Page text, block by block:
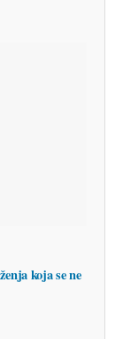
koja se ne